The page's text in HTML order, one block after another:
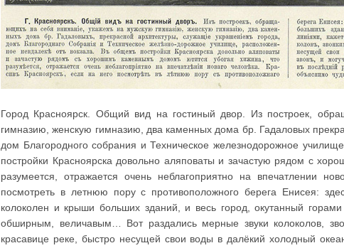
Город Красноярск. Общий вид на гостиный двор. Из построек,
гимназию, женскую гимназию, два каменных дома бр. Гадаловых
дом Благородного собрания и Техническое железнодорожное
постройки Красноярска довольно аляповаты и зачастую рядом с
разумеется, отражается очень неблагоприятно на впечатлении
посмотреть в летнюю пору с противоположного берега Енисея:
колоколен и крыши больших зданий, и весь город, окутанный
обширным, величавым… Вот раздались мерные звуки колоколов,
красавице реке, быстро несущей свои воды в далёкий холодный